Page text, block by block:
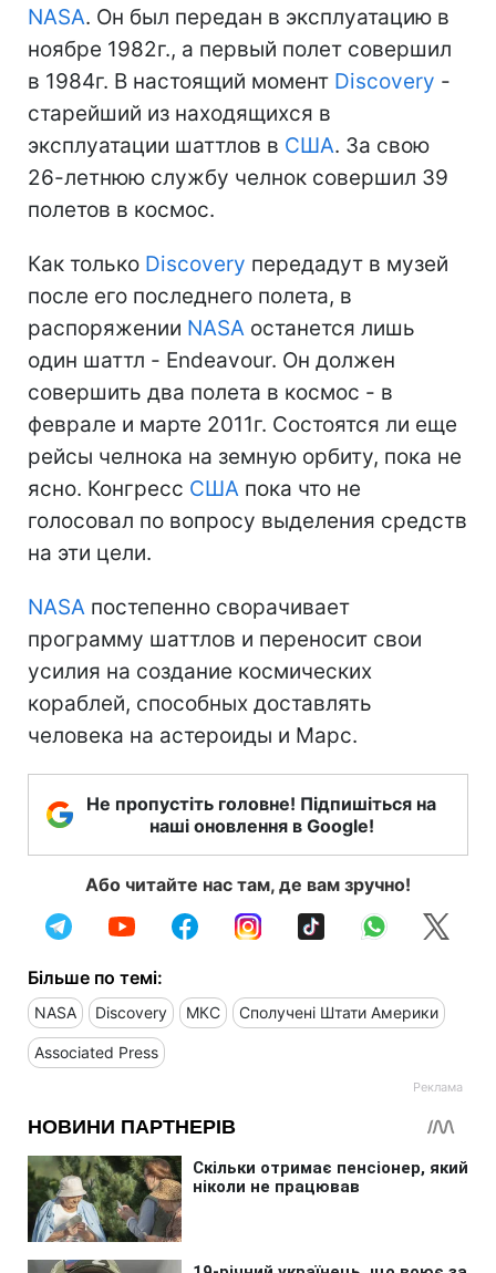
NASA. Он был передан в эксплуатацию в
ноябре 1982г., а первый полет совершил
в 1984г. В настоящий момент Discovery -
старейший из находящихся в
эксплуатации шаттлов в США. За свою
26-летнюю службу челнок совершил 39
полетов в космос.
Как только Discovery передадут в музей
после его последнего полета, в
распоряжении NASA останется лишь
один шаттл - Endeavour. Он должен
совершить два полета в космос - в
феврале и марте 2011г. Состоятся ли еще
рейсы челнока на земную орбиту, пока не
ясно. Конгресс США пока что не
голосовал по вопросу выделения средств
на эти цели.
NASA постепенно сворачивает
программу шаттлов и переносит свои
усилия на создание космических
кораблей, способных доставлять
человека на астероиды и Марс.
Не пропустіть головне! Підпишіться на
наші оновлення в Google!
Або читайте нас там, де вам зручно!
Більше по темі:
NASA Discovery МКС Сполучені Штати Америки
Associated Press